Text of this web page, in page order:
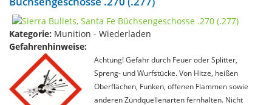
Kategorie: Munition - Wiederladen
Gefahrenhinweise:
Achtung! Gefahr durch Feuer oder Splitter,
Spreng- und Wurfstücke. Von Hitze, heißen
Oberflächen, Funken, offenen Flammen sowie
anderen Zündquellenarten fernhalten. Nicht